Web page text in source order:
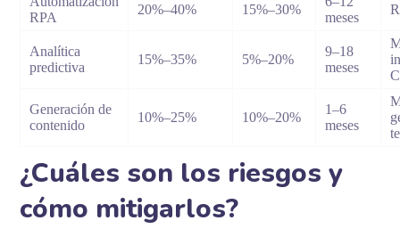
RPA
20%–40% 15%–30%
meses
Analítica
predictiva
15%–35% 5%–20%
9–18
meses
Generación de
contenido
10%–25% 10%–20%
1–6
meses
¿Cuáles son los riesgos y
cómo mitigarlos?